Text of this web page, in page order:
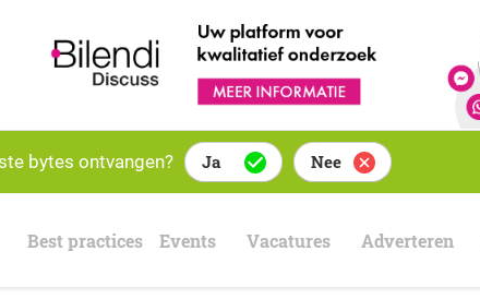
bytes ontvangen? Ja Nee
Best practices Events Vacatures Adverteren